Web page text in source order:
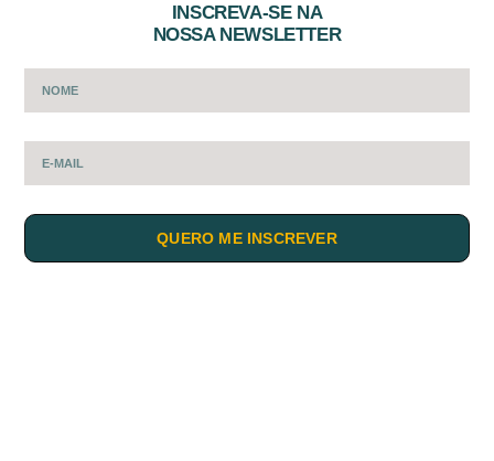
INSCREVA-SE NA
NOSSA NEWSLETTER
QUERO ME INSCREVER